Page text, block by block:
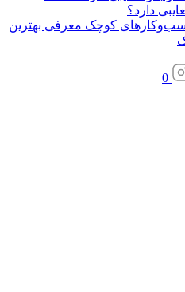
دارد؟
معرفی بهترین
0